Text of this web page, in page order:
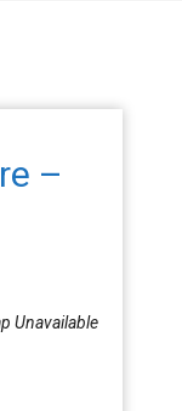
–
Unavailable